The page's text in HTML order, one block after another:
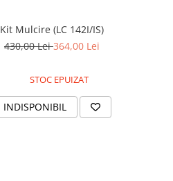
Kit Mulcire (LC 142I/IS)
430,00 Lei364,00 Lei
STOC EPUIZAT
INDISPONIBIL